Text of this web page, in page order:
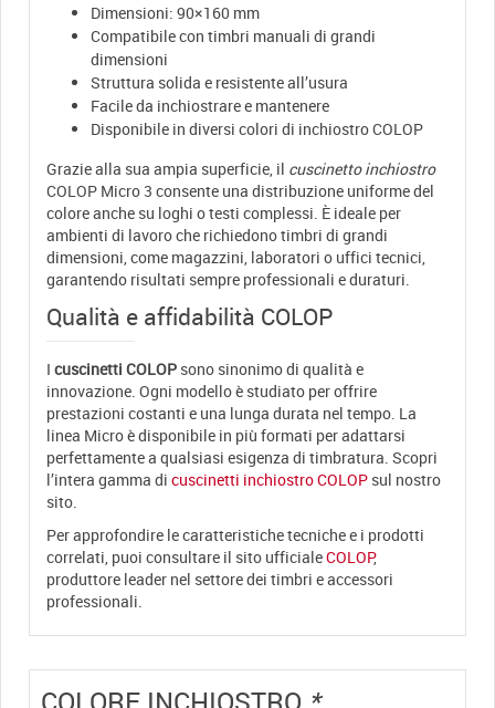
Dimensioni: 90×160 mm
Compatibile con timbri manuali di grandi
dimensioni
Struttura solida e resistente all’usura
Facile da inchiostrare e mantenere
Disponibile in diversi colori di inchiostro COLOP
Grazie alla sua ampia superficie, il cuscinetto inchiostro
COLOP Micro 3 consente una distribuzione uniforme del
colore anche su loghi o testi complessi. È ideale per
ambienti di lavoro che richiedono timbri di grandi
dimensioni, come magazzini, laboratori o uffici tecnici,
garantendo risultati sempre professionali e duraturi.
Qualità e affidabilità COLOP
I cuscinetti COLOP sono sinonimo di qualità e
innovazione. Ogni modello è studiato per offrire
prestazioni costanti e una lunga durata nel tempo. La
linea Micro è disponibile in più formati per adattarsi
perfettamente a qualsiasi esigenza di timbratura. Scopri
l’intera gamma di cuscinetti inchiostro COLOP sul nostro
sito.
Per approfondire le caratteristiche tecniche e i prodotti
correlati, puoi consultare il sito ufficialeCOLOP,
produttore leader nel settore dei timbri e accessori
professionali.